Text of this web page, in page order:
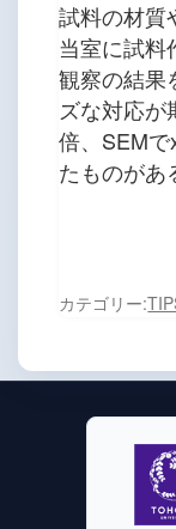
試料の材質
当室に試料
観察の結果
ズな対応
倍、SEM
たものがあ
カテゴリー: